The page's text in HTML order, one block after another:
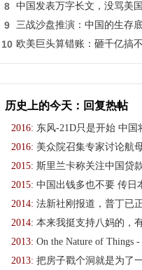
8 中国发表万字长文，没骂美
9 三战沙盘推演：中国的生存
10 欧美巨头算错账：砸千亿搞
历史上的今天：回复热帖
2016: 东风-21D只是开始 中国
2016: 美众院召集专家讨论航
2015: 斯里兰卡称关注中国贷
2015: 中国出钱多也不要 传日
2014: 法新社刚报道，普丁已
2014: 本来我挺支持八妈的，
2013: On the Nature of Things -
2013: 把房子戳个洞就是为了